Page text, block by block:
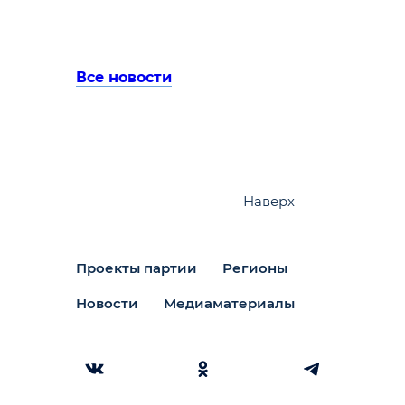
Все новости
Проекты партии Регионы
Новости Медиаматериалы
Наверх